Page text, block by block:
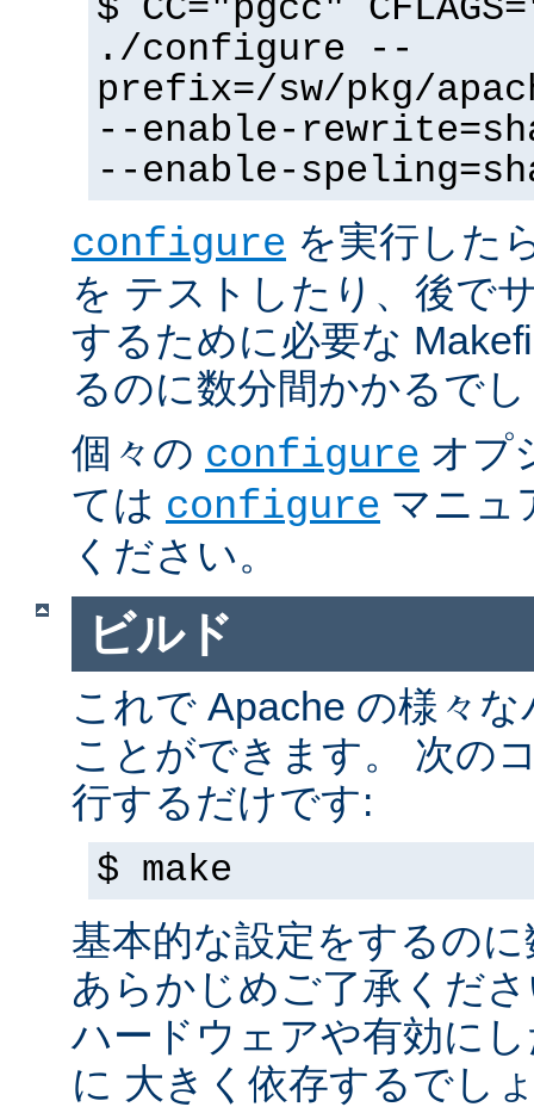
$ CC="pgcc"
./configure --
prefix=/sw/pkg/
--enable-
--enable-
configure を実行した
を テストしたり、後で
するために必要な
るのに数分間かかるで
個々の configure オプ
ては configure マニュ
ください。
ビルド
これで Apache の様々
ことができます。 次の
行するだけです:
$ make
基本的な設定をするの
あらかじめご了承くだ
ハードウェアや有効に
に 大きく依存するでし